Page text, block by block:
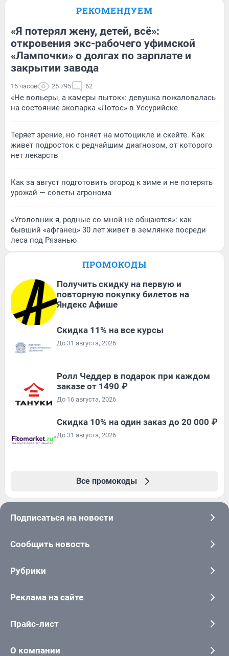
РЕКОМЕНДУЕМ
«Я потерял жену, детей, всё»:
откровения экс-рабочего уфимской
«Лампочки» о долгах по зарплате и
закрытии завода
15 часов 25 795 62
«Не вольеры, а камеры пыток»: девушка пожаловалась
на состояние экопарка «Лотос» в Уссурийске
Теряет зрение, но гоняет на мотоцикле и скейте. Как
живет подросток с редчайшим диагнозом, от которого
нет лекарств
Как за август подготовить огород к зиме и не потерять
урожай — советы агронома
«Уголовник я, родные со мной не общаются»: как
бывший «афганец» 30 лет живет в землянке посреди
леса под Рязанью
ПРОМОКОДЫ
Получить скидку на первую и
повторную покупку билетов на
Яндекс Афише
Скидка 11% на все курсы
До 31 августа, 2026
Ролл Чеддер в подарок при каждом
заказе от 1490 ₽
До 16 августа, 2026
Скидка 10% на один заказ до 20 000 ₽
До 31 августа, 2026
Все промокоды
Подписаться на новости
Сообщить новость
Рубрики
Реклама на сайте
Прайс-лист
О компании